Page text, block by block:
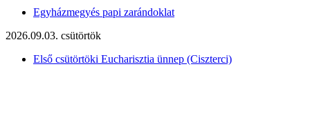
Egyházmegyés papi zarándoklat
2026.09.03. csütörtök
Első csütörtöki Eucharisztia ünnep (Ciszterci)